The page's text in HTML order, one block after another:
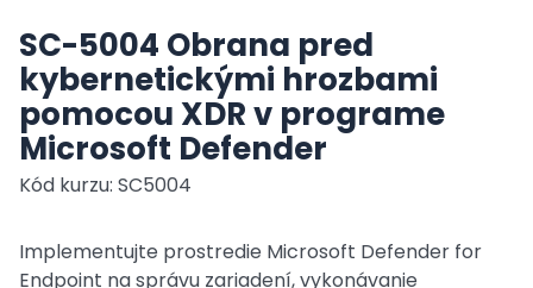
SC-5004 Obrana pred
kybernetickými hrozbami
pomocou XDR v programe
Microsoft Defender
Kód kurzu: SC5004
Implementujte prostredie Microsoft Defender for
Endpoint na správu zariadení, vykonávanie